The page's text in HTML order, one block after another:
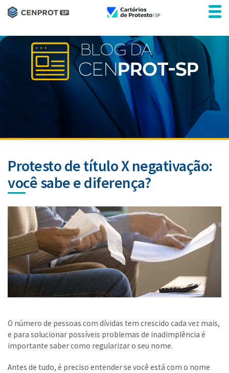
Protesto de título X negativação:
você sabe e diferença?
O número de pessoas com dívidas tem crescido cada vez mais,
e para solucionar possíveis problemas de inadimplência é
importante saber como regularizar o seu nome.
Antes de tudo, é preciso entender se você está com o nome